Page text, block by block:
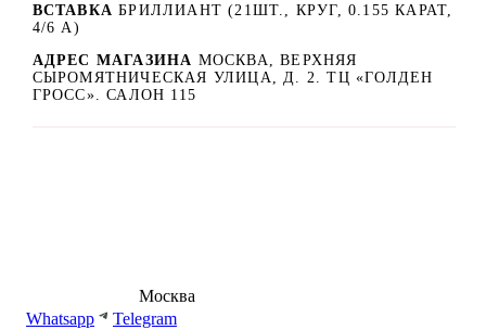
ВСТАВКА БРИЛЛИАНТ (21ШТ., КРУГ, 0.155 КАРАТ,
4/6 А)
АДРЕС МАГАЗИНА МОСКВА, ВЕРХНЯЯ
СЫРОМЯТНИЧЕСКАЯ УЛИЦА, Д. 2. ТЦ «ГОЛДЕН
ГРОСС». САЛОН 115
Москва
Whatsapp
Telegram